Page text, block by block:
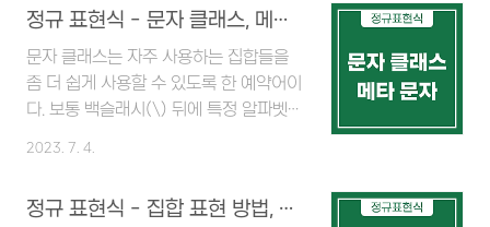
[0123456789][0123456789] 수
량자 범위 지정 수량자를 {min,max}
형태로 사용하면 {최소값, 최대값} 사이
의 경우를 찾는다...
를 선택하지만, 앞에 이스케이핑 문자를
추가하면 의도한대로 마침표(.)만 제대로
출력된다. 슬래시(/)의 경우 정규 표현식
의 시작과 끝을 나타내는 구분 문자로 사
슬래시를 선택할 수 있다. 백슬래시(\)도
력하면 된다.
정규 표현식 - 문자 클래스, 메타 문자
문자 클래스는 자주 사용하는 집합들을
좀 더 쉽게 사용할 수 있도록 한 예약어이
다. 보통 백슬래시(\) 뒤에 특정 알파벳을
예약어이다. 특수문자, 한글은 포함하지
2023. 7. 4.
정규 표현식 - 집합 표현 방법, 하이픈, 캐럿